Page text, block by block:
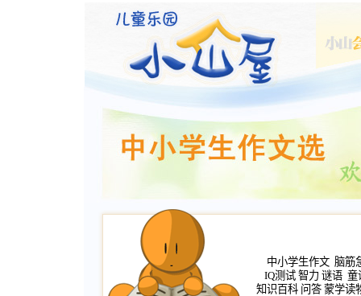
中小学生作文 脑筋
IQ测试 智力 谜语 童
知识百科 问答 蒙学读